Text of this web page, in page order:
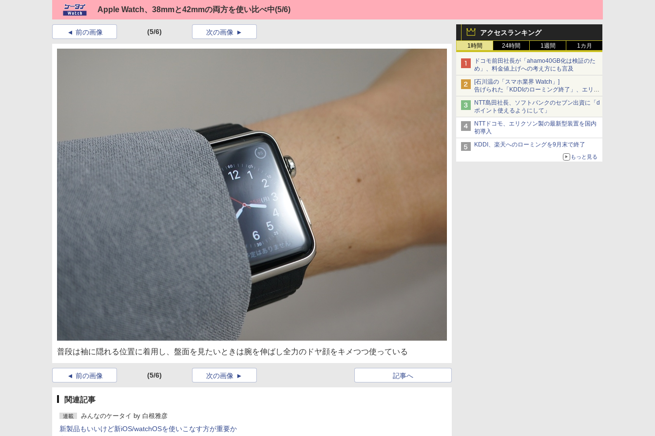
Apple Watch、38mmと42mmの両方を使い比べ中(5/6)
アクセスランキング
1時間 24時間 1週間 1カ月
ドコモ前田社長が「ahamo40GB化は検証のた
め」、料金値上げへの考え方にも言及
[石川温の「スマホ業界 Watch」]
告げられた「KDDIのローミング終了」、エリア
マップの落とし穴と楽天モバイルの課題
NTT島田社長、ソフトバンクのセブン出資に「d
ポイント使えるようにして」
NTTドコモ、エリクソン製の最新型装置を国内
初導入
KDDI、楽天へのローミングを9月末で終了
もっと見る
前の画像 (5/6) 次の画像
普段は袖に隠れる位置に着用し、盤面を見たいときは腕を伸ばし全力のドヤ顔をキメつつ使っている
前の画像 (5/6) 記事へ
次の画像
関連記事
連載 みんなのケータイ by 白根雅彦
新製品もいいけど新iOS/watchOSを使いこなす方が重要か